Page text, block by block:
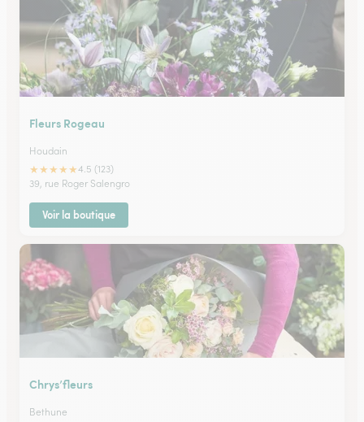
Fleurs Rogeau
Houdain
★★★★★4.5 (123)
39, rue Roger Salengro
Voir la boutique
Chrys’fleurs
Bethune